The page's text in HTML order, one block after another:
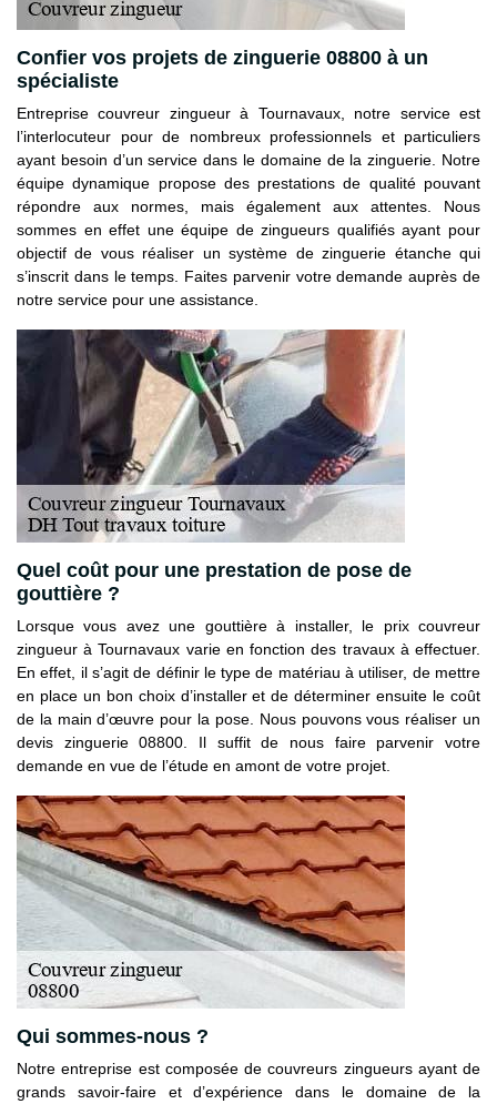
Confier vos projets de zinguerie 08800 à un
spécialiste
Entreprise couvreur zingueur à Tournavaux, notre service est
l’interlocuteur pour de nombreux professionnels et particuliers
ayant besoin d’un service dans le domaine de la zinguerie. Notre
équipe dynamique propose des prestations de qualité pouvant
répondre aux normes, mais également aux attentes. Nous
sommes en effet une équipe de zingueurs qualifiés ayant pour
objectif de vous réaliser un système de zinguerie étanche qui
s’inscrit dans le temps. Faites parvenir votre demande auprès de
notre service pour une assistance.
Quel coût pour une prestation de pose de
gouttière ?
Lorsque vous avez une gouttière à installer, le prix couvreur
zingueur à Tournavaux varie en fonction des travaux à effectuer.
En effet, il s’agit de définir le type de matériau à utiliser, de mettre
en place un bon choix d’installer et de déterminer ensuite le coût
de la main d’œuvre pour la pose. Nous pouvons vous réaliser un
devis zinguerie 08800. Il suffit de nous faire parvenir votre
demande en vue de l’étude en amont de votre projet.
Qui sommes-nous ?
Notre entreprise est composée de couvreurs zingueurs ayant de
grands savoir-faire et d’expérience dans le domaine de la